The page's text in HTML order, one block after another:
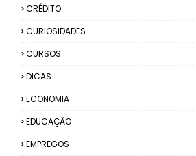
CRÉDITO
CURIOSIDADES
CURSOS
DICAS
ECONOMIA
EDUCAÇÃO
EMPREGOS